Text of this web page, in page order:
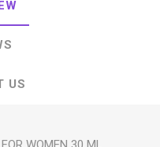
US